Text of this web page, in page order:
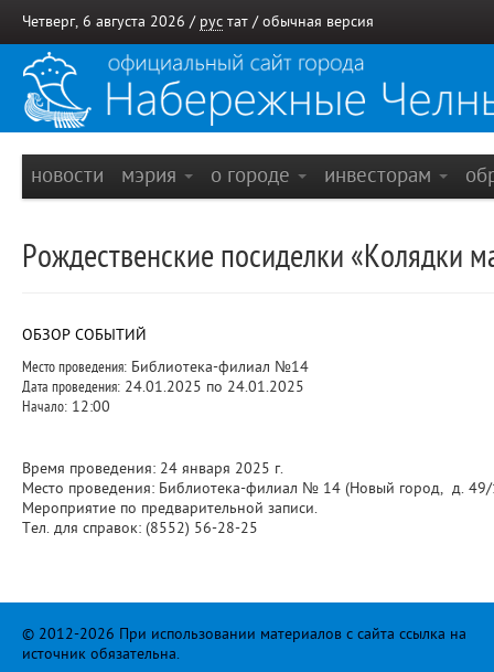
Четверг, 6 августа 2026 / рус тат / обычная версия
новости мэрия о городе инвесторам
Рождественские посиделки «Колядки
ОБЗОР СОБЫТИЙ
Место проведения: Библиотека-филиал №14
Дата проведения: 24.01.2025 по 24.01.2025
Начало: 12:00
Время проведения: 24 января 2025 г.
Место проведения: Библиотека-филиал № 14 (Новый город, д.
Мероприятие по предварительной записи.
Тел. для справок: (8552) 56-28-25
© 2012-2026 При использовании материалов с сайта ссылка на
источник обязательна.